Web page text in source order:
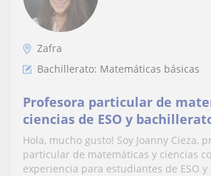
Zafra
Bachillerato: Matemáticas básicas
Profesora particular de
ciencias de ESO y
didáctica y personalizada.
online
Hola, mucho gusto! Soy Joanny Cieza,
particular de matemáticas y ciencias
experiencia para estudiantes de ESO y